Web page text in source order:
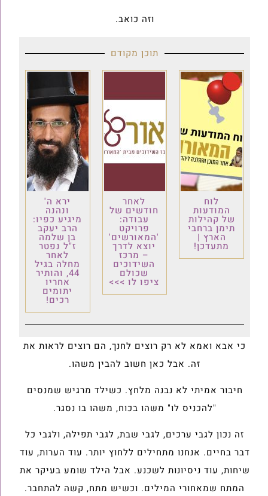
וזה כואב‎.
תוכן מקודם
לוח
המודעות
של קהילות
תימן ברחבי
הארץ |
מתעדכן!
לאחר
חודשים של
עבודה:
פרויקט
'המאורשים'
יוצא לדרך
– מרכז
השידוכים
שכולם
ציפו לו >>>
ירא ה'
ונהנה
מיגיע כפיו:
הרב יעקב
בן שלמה
ז"ל נפטר
לאחר
מחלה בגיל
44, והותיר
אחריו
יתומים
רכים!
כי אבא ואמא לא רק רוצים לחנך, הם רוצים לראות את
זה‎.‎ אבל כאן חשוב להבין משהו‎.
חיבור אמיתי לא נבנה מלחץ‎. כשילד מרגיש שמנסים
"להכניס לו" משהו בכוח, משהו בו נסגר‎.‎
זה נכון לגבי ערכים, לגבי שבת, לגבי תפילה, ולגבי כל
דבר בחיים‎.‎ אנחנו מתחילים ללחוץ יותר‎. עוד הערות, עוד
שיחות, עוד ניסיונות לשכנע‎. אבל הילד שומע בעיקר את
המתח שמאחורי המילים‎.‎ וכשיש מתח, קשה להתחבר‎.‎